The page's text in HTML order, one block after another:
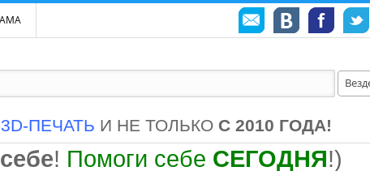
3D-ПЕЧАТЬ И НЕ ТОЛЬКО С 2010 ГОДА!
! Помоги себе СЕГОДНЯ!)